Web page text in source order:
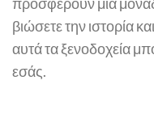
προσφέρουν μια
βιώσετε την ιστορία
αυτά τα ξενοδοχεία
εσάς.